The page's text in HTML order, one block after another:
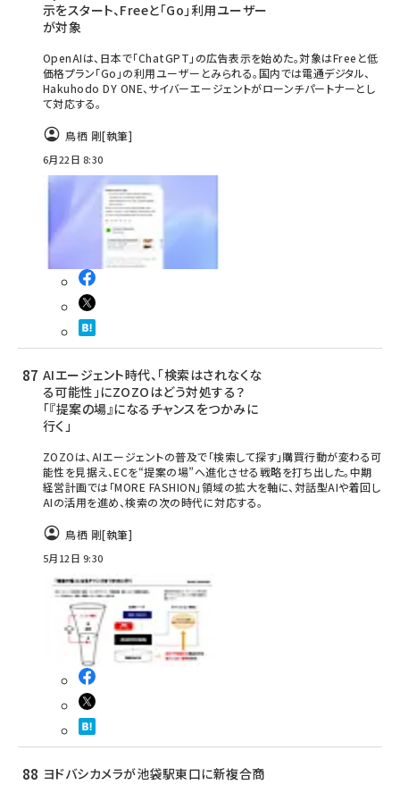
示をスタート、Freeと「Go」利用ユーザー
が対象
OpenAIは、日本で「ChatGPT」の広告表示を始めた。対象はFreeと低
価格プラン「Go」の利用ユーザーとみられる。国内では電通デジタル、
Hakuhodo DY ONE、サイバーエージェントがローンチパートナーとし
て対応する。
鳥栖 剛[執筆]
6月22日 8:30
AIエージェント時代、「検索はされなくな
る可能性」にZOZOはどう対処する？
「『提案の場』になるチャンスをつかみに
行く」
ZOZOは、AIエージェントの普及で「検索して探す」購買行動が変わる可
能性を見据え、ECを“提案の場”へ進化させる戦略を打ち出した。中期
経営計画では「MORE FASHION」領域の拡大を軸に、対話型AIや着回し
AIの活用を進め、検索の次の時代に対応する。
鳥栖 剛[執筆]
5月12日 9:30
ヨドバシカメラが池袋駅東口に新複合商